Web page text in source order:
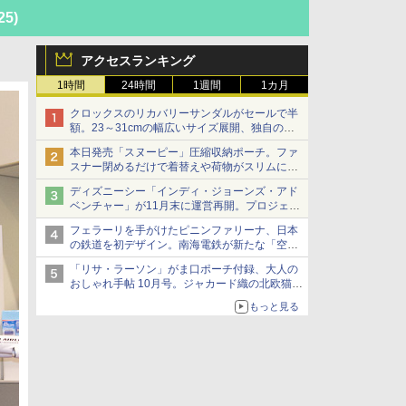
アクセスランキング
1時間 24時間 1週間 1カ月
クロックスのリカバリーサンダルがセールで半
額。23～31cmの幅広いサイズ展開、独自のク
ッション素材を採用
本日発売「スヌーピー」圧縮収納ポーチ。ファ
スナー閉めるだけで着替えや荷物がスリムにま
とまる
ディズニーシー「インディ・ジョーンズ・アド
ベンチャー」が11月末に運営再開。プロジェク
ションマッピングを追加、DPAは1500円
フェラーリを手がけたピニンファリーナ、日本
の鉄道を初デザイン。南海電鉄が新たな「空港
特急」をなにわ筋線へ導入
「リサ・ラーソン」がま口ポーチ付録、大人の
おしゃれ手帖 10月号。ジャカード織の北欧猫デ
もっと見る